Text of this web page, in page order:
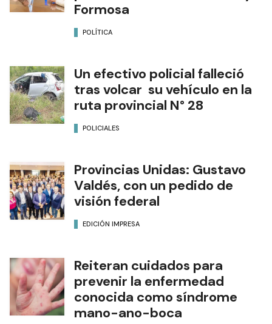
Formosa
POLÍTICA
Un efectivo policial falleció
tras volcar su vehículo en la
ruta provincial N° 28
POLICIALES
Provincias Unidas: Gustavo
Valdés, con un pedido de
visión federal
EDICIÓN IMPRESA
Reiteran cuidados para
prevenir la enfermedad
conocida como síndrome
mano-ano-boca